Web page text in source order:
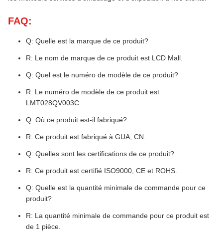
FAQ:
Q: Quelle est la marque de ce produit?
R: Le nom de marque de ce produit est LCD Mall.
Q: Quel est le numéro de modèle de ce produit?
R: Le numéro de modèle de ce produit est
LMT028QV003C.
Q: Où ce produit est-il fabriqué?
R: Ce produit est fabriqué à GUA, CN.
Q: Quelles sont les certifications de ce produit?
R: Ce produit est certifié ISO9000, CE et ROHS.
Q: Quelle est la quantité minimale de commande pour ce
produit?
R: La quantité minimale de commande pour ce produit est
de 1 pièce.